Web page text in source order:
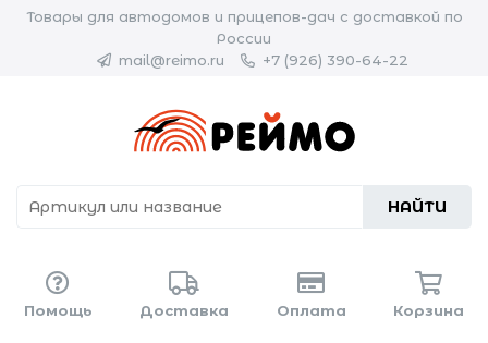
Товары для автодомов и прицепов-дач с доставкой по
России
mail@reimo.ru
+7 (926) 390-64-22
НАЙТИ
Помощь Доставка Оплата Корзина